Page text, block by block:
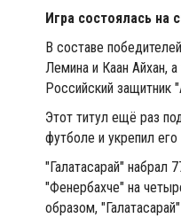
Игра состоялась на
В составе
Лемина и Каан Айхан,
Российский защитник
Этот титул ещё раз
футболе и укрепил
"Галатасарай" набрал
"Фенербахче" на
образом,